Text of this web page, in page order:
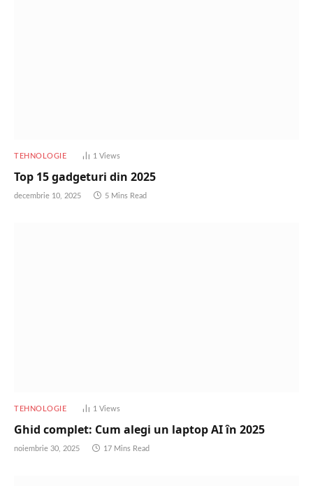
TEHNOLOGIE 1 Views
Top 15 gadgeturi din 2025
decembrie 10, 2025 5 Mins Read
TEHNOLOGIE 1 Views
Ghid complet: Cum alegi un laptop AI în 2025
noiembrie 30, 2025 17 Mins Read